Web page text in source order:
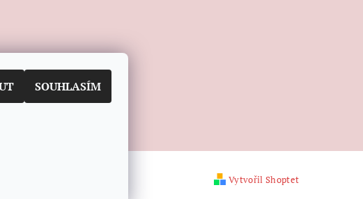
Vytvořil Shoptet
SOUHLASÍM